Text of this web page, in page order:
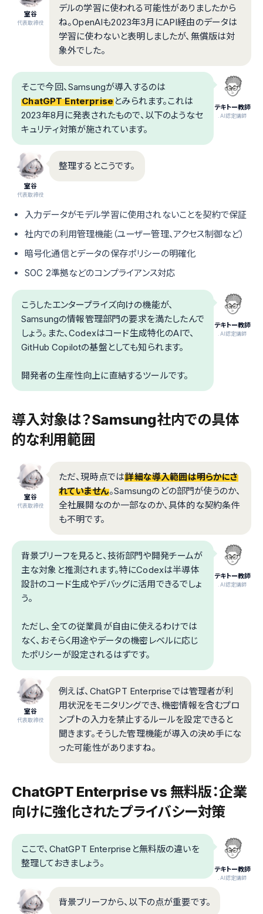
室谷
代表取締役
デルの学習に使われる可能性がありましたから
ね。OpenAIも2023年3月にAPI経由のデータは
学習に使わないと表明しましたが、無償版は対
象外でした。
テキトー教師
.AI認定講師
そこで今回、Samsungが導入するのは
ChatGPT Enterprise とみられます。これは
2023年8月に発表されたもので、以下のようなセ
キュリティ対策が施されています。
室谷
代表取締役
整理するとこうです。
入力データがモデル学習に使用されないことを契約で保証
社内での利用管理機能（ユーザー管理、アクセス制御など）
暗号化通信とデータの保存ポリシーの明確化
SOC 2準拠などのコンプライアンス対応
テキトー教師
.AI認定講師
こうしたエンタープライズ向けの機能が、
Samsungの情報管理部門の要求を満たしたんで
しょう。また、Codexはコード生成特化のAIで、
GitHub Copilotの基盤としても知られます。
開発者の生産性向上に直結するツールです。
導入対象は？Samsung社内での具体
的な利用範囲
室谷
代表取締役
ただ、現時点では詳細な導入範囲は明らかにさ
れていません。Samsungのどの部門が使うのか、
全社展開なのか一部なのか、具体的な契約条件
も不明です。
テキトー教師
.AI認定講師
背景ブリーフを見ると、技術部門や開発チームが
主な対象と推測されます。特にCodexは半導体
設計のコード生成やデバッグに活用できるでしょ
う。
ただし、全ての従業員が自由に使えるわけでは
なく、おそらく用途やデータの機密レベルに応じ
たポリシーが設定されるはずです。
室谷
代表取締役
例えば、ChatGPT Enterpriseでは管理者が利
用状況をモニタリングでき、機密情報を含むプロ
ンプトの入力を禁止するルールを設定できると
聞きます。そうした管理機能が導入の決め手にな
った可能性がありますね。
ChatGPT Enterprise vs 無料版：企業
向けに強化されたプライバシー対策
テキトー教師
.AI認定講師
ここで、ChatGPT Enterpriseと無料版の違いを
整理しておきましょう。
背景ブリーフから、以下の点が重要です。